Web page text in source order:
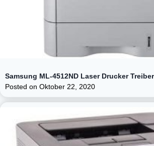
Samsung ML-4512ND Laser Drucker
Posted on Oktober 22, 2020